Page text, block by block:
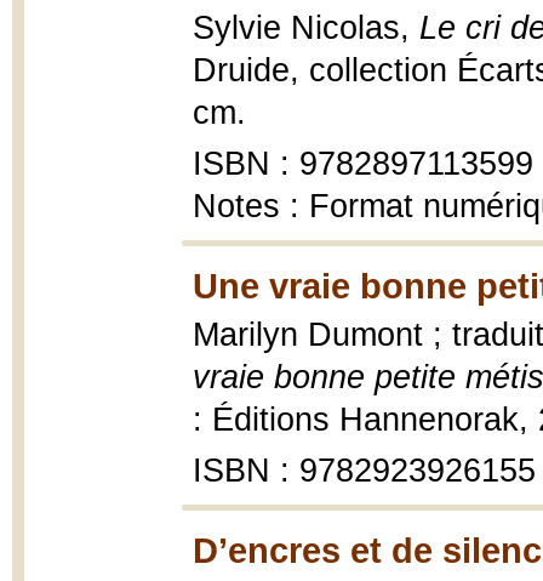
Sylvie Nicolas, Le cri
Druide, collection
cm.
ISBN : 9782897113599
Notes : Format
Une vraie bonne
Marilyn Dumont ;
vraie bonne petite
: Éditions
ISBN : 9782923926155
D’encres et de